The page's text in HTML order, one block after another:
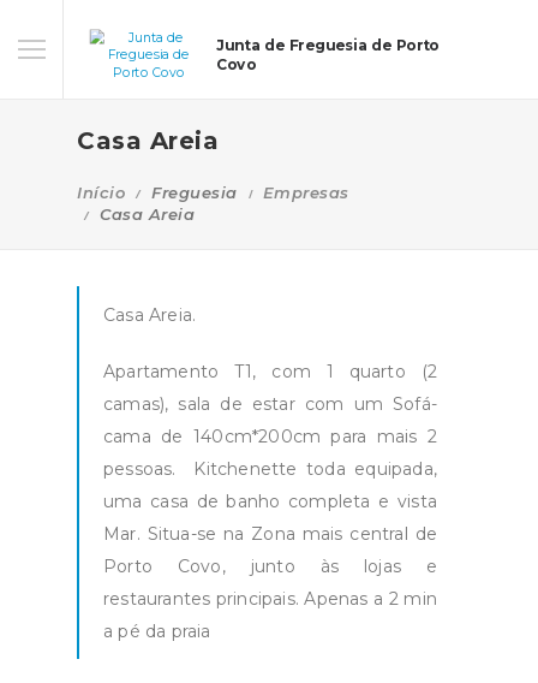
Junta de Freguesia de Porto
Covo
Casa Areia
Início Freguesia
Empresas
Casa Areia
Casa Areia.
Apartamento T1, com 1 quarto (2
camas), sala de estar com um Sofá-
cama de 140cm*200cm para mais 2
pessoas. Kitchenette toda equipada,
uma casa de banho completa e vista
Mar. Situa-se na Zona mais central de
Porto Covo, junto às lojas e
restaurantes principais. Apenas a 2 min
a pé da praia